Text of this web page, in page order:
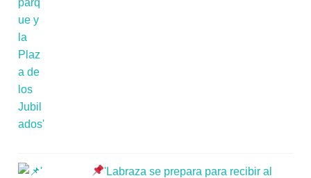
'Labraza se prepara para recibir al